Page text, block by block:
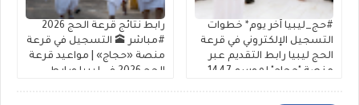
#حج_ليبيا آخر يوم* خطوات
التسجيل الإلكتروني في قرعة
الحج ليبيا رابط التقديم عبر
رابط نتائج قرعة الحج 2026
#مباشر 🕋 التسجيل في قرعة
منصة «حجاج» | مواعيد قرعة
الحج 2026 في ليبيا ورابط